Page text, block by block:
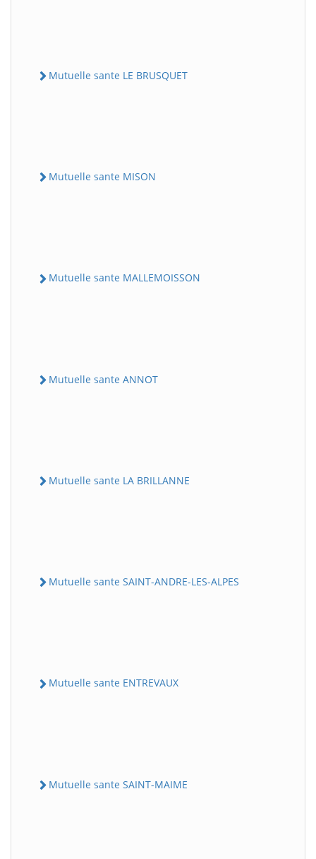
Mutuelle sante LE BRUSQUET
Mutuelle sante MISON
Mutuelle sante MALLEMOISSON
Mutuelle sante ANNOT
Mutuelle sante LA BRILLANNE
Mutuelle sante SAINT-ANDRE-LES-ALPES
Mutuelle sante ENTREVAUX
Mutuelle sante SAINT-MAIME